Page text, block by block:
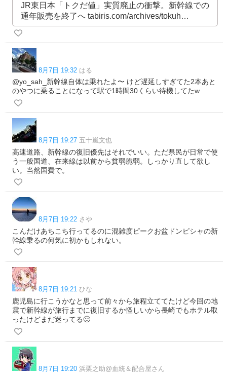
JR東日本「トクだ値」実質廃止の衝撃。新幹線での
通年販売を終了へ tabiris.com/archives/tokuh…
8月7日 19:32 はる
@yo_sah_新幹線自体は乗れたよ〜 けど遅延しすぎてた2本あと
のやつに乗ることになって駅で1時間30くらい待機してたw
8月7日 19:27 五十嵐文也
高速道路、新幹線の復旧優先はそれでいい。ただ県民が日常で使
う一般国道、在来線は以前から貧弱脆弱。しっかり直して欲し
い。当然国費で。
8月7日 19:22 さや
こんだけあちこち行ってるのに混雑度ピークお盆ドンピシャの新
幹線乗るの何気に初かもしれない。
8月7日 19:21 ひな
鹿児島に行こうかなと思って前々から旅程立ててたけど今回の地
震で新幹線が旅行までに復旧するか怪しいから長崎でもホテル取
ったけどまだ迷ってる🙂
8月7日 19:20 浜栗之助@血統＆配合屋さん